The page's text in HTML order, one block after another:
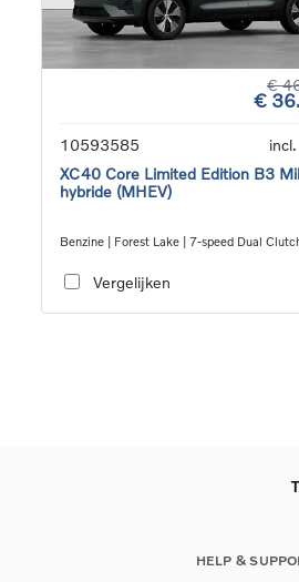
€
€
10593585
XC40 Core Limited Edition B3
hybride (MHEV)
Benzine | Forest Lake | 7-speed Dual
Vergelijken
HELP &